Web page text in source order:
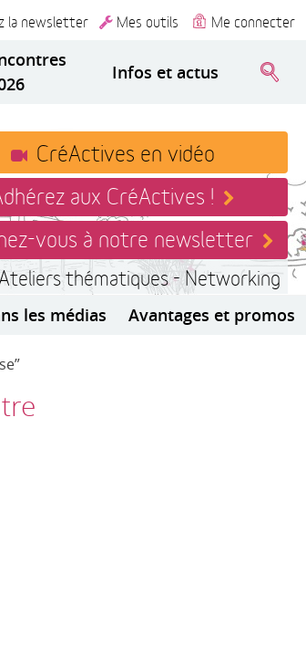
la newsletter Mes outils Me connecter
Infos et actus
CréActives en vidéo
aux CréActives !
vous à notre newsletter
thématiques - Networking
les médias Avantages et promos